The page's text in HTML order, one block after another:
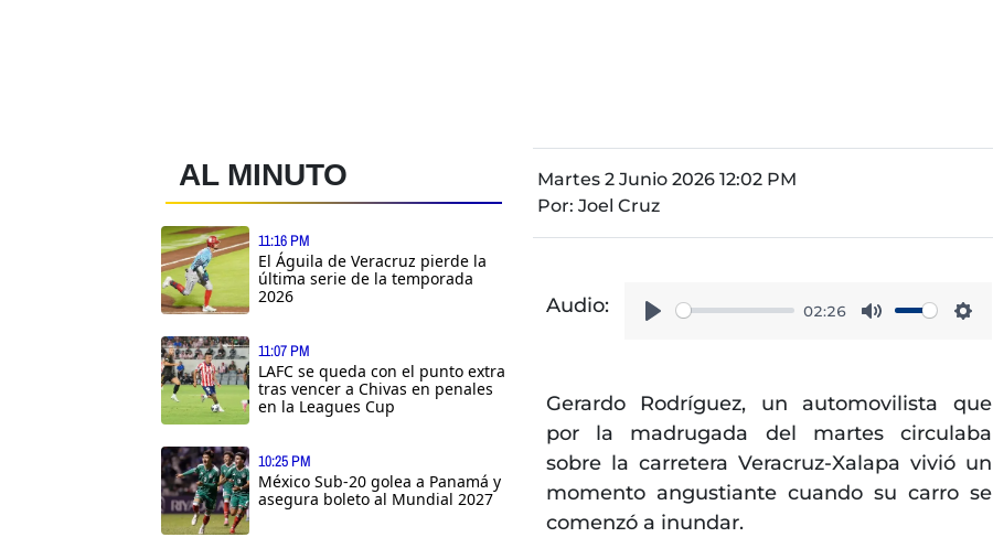
AL MINUTO
11:16 PM
El Águila de Veracruz pierde la
última serie de la temporada
2026
11:07 PM
LAFC se queda con el punto extra
tras vencer a Chivas en penales
en la Leagues Cup
10:25 PM
México Sub-20 golea a Panamá y
asegura boleto al Mundial 2027
Martes 2 Junio 2026 12:02 PM
Por: Joel Cruz
Audio:
02:26
Gerardo Rodríguez, un automovilista que
por la madrugada del martes circulaba
sobre la carretera Veracruz-Xalapa vivió un
momento angustiante cuando su carro se
comenzó a inundar.